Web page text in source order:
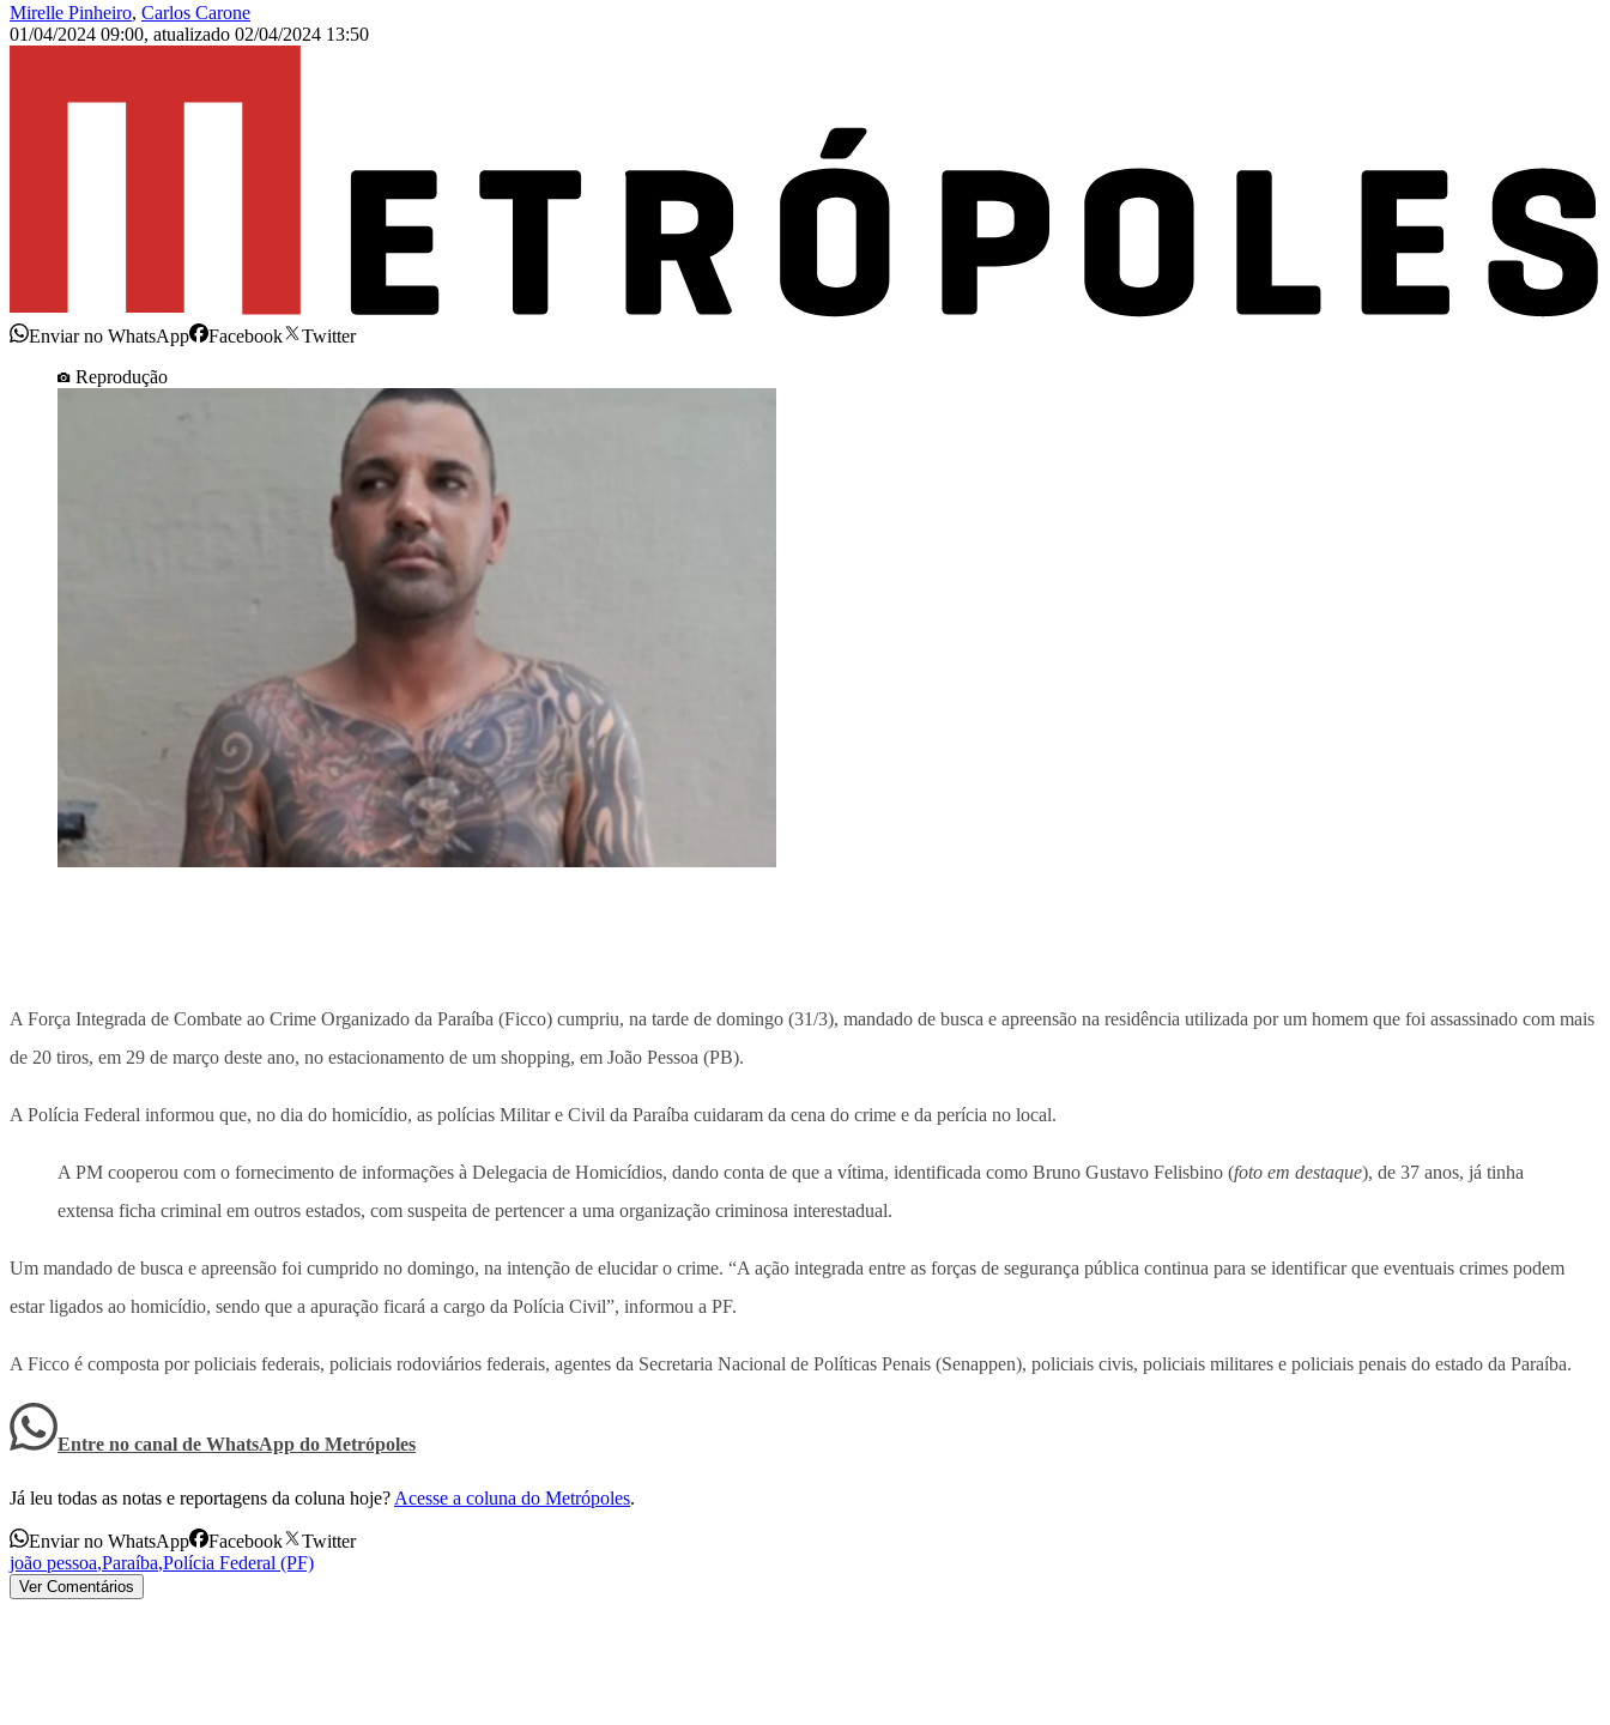
Mirelle Pinheiro, Carlos Carone
01/04/2024 09:00, atualizado 02/04/2024 13:50
Enviar no WhatsApp Facebook
Twitter
Reprodução
A Força Integrada de Combate ao Crime Organizado da Paraíba (Ficco) cumpriu, na tarde de domingo (31/3), mandado de busca e apreensão na residência utilizada por um homem que foi assassinado com mais
de 20 tiros, em 29 de março deste ano, no estacionamento de um shopping, em João Pessoa (PB).
A Polícia Federal informou que, no dia do homicídio, as polícias Militar e Civil da Paraíba cuidaram da cena do crime e da perícia no local.
A PM cooperou com o fornecimento de informações à Delegacia de Homicídios, dando conta de que a vítima, identificada como Bruno Gustavo Felisbino (foto em destaque), de 37 anos, já tinha
extensa ficha criminal em outros estados, com suspeita de pertencer a uma organização criminosa interestadual.
Um mandado de busca e apreensão foi cumprido no domingo, na intenção de elucidar o crime. “A ação integrada entre as forças de segurança pública continua para se identificar que eventuais crimes podem
estar ligados ao homicídio, sendo que a apuração ficará a cargo da Polícia Civil”, informou a PF.
A Ficco é composta por policiais federais, policiais rodoviários federais, agentes da Secretaria Nacional de Políticas Penais (Senappen), policiais civis, policiais militares e policiais penais do estado da Paraíba.
Entre no canal de WhatsApp do Metrópoles
Já leu todas as notas e reportagens da coluna hoje? Acesse a coluna do Metrópoles.
Enviar no WhatsApp Facebook
Twitter
joão pessoa,Paraíba,Polícia Federal (PF)
Ver Comentários